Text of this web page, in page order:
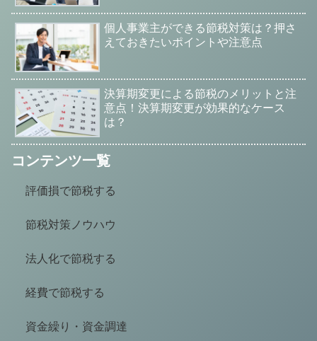
個人事業主ができる節税対策は？押さ
えておきたいポイントや注意点
決算期変更による節税のメリットと注
意点！決算期変更が効果的なケース
は？
コンテンツ一覧
評価損で節税する
節税対策ノウハウ
法人化で節税する
経費で節税する
資金繰り・資金調達